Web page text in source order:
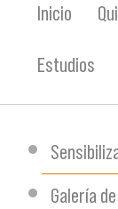
Inicio
Estudios
Galería